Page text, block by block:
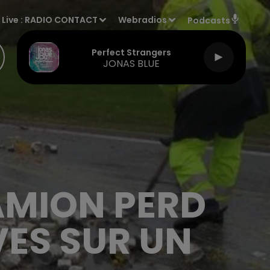
Live : RADIO CONTACT Webradios Podcasts
Perfect Strangers
JONAS BLUE
PERD
SUR UN